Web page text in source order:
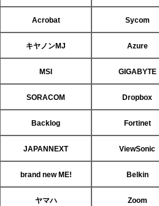
Acrobat Sycom
キヤノンMJ Azure
MSI GIGABYTE
SORACOM Dropbox
Backlog Fortinet
JAPANNEXT ViewSonic
brand new ME! Belkin
ヤマハ Zoom